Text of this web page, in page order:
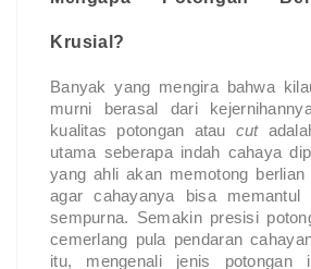
Krusial?
Banyak yang mengira bahwa
murni berasal dari
kualitas potongan atau cut
utama seberapa indah cahaya
yang ahli akan memotong berlian
agar cahayanya bisa
sempurna. Semakin presisi
cemerlang pula pendaran
itu, mengenali jenis potongan